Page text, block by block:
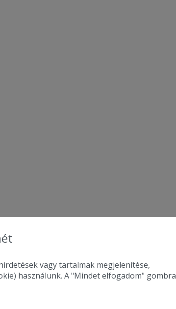
vagy tartalmak megjelenítése,
használunk. A "Mindet elfogadom" gombra